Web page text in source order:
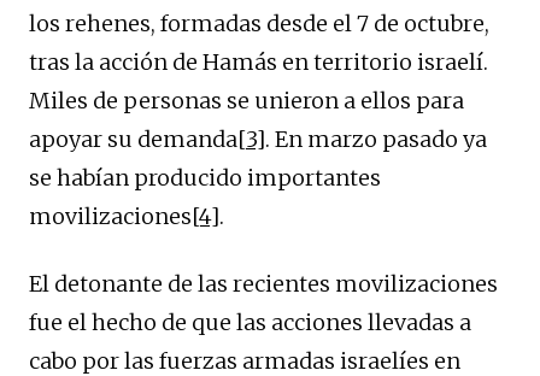
los rehenes, formadas desde el 7 de octubre,
tras la acción de Hamás en territorio israelí.
Miles de personas se unieron a ellos para
apoyar su demanda[3]. En marzo pasado ya
se habían producido importantes
movilizaciones[4].
El detonante de las recientes movilizaciones
fue el hecho de que las acciones llevadas a
cabo por las fuerzas armadas israelíes en